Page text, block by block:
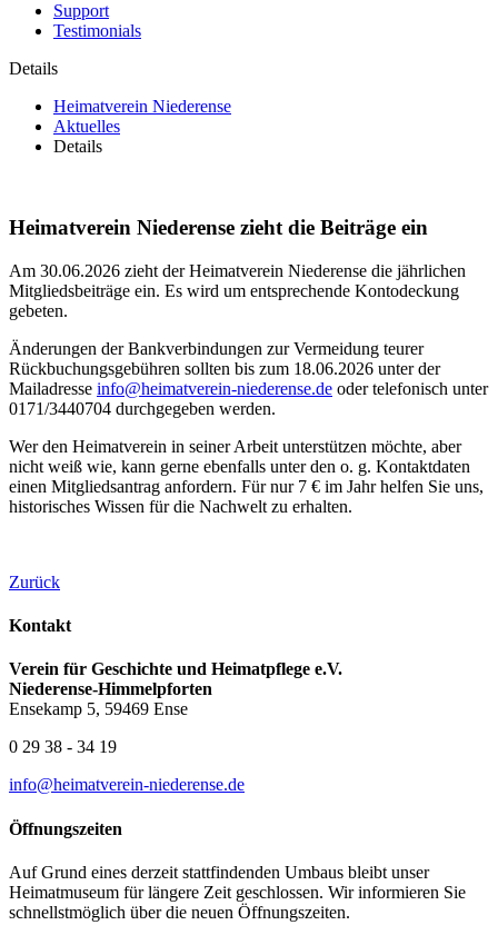
Support
Testimonials
Details
Heimatverein Niederense
Aktuelles
Details
Heimatverein Niederense zieht die Beiträge ein
Am 30.06.2026 zieht der Heimatverein Niederense die jährlichen
Mitgliedsbeiträge ein. Es wird um entsprechende Kontodeckung
gebeten.
Änderungen der Bankverbindungen zur Vermeidung teurer
Rückbuchungsgebühren sollten bis zum 18.06.2026 unter der
Mailadresse info@heimatverein-niederense.de oder telefonisch unter
0171/3440704 durchgegeben werden.
Wer den Heimatverein in seiner Arbeit unterstützen möchte, aber
nicht weiß wie, kann gerne ebenfalls unter den o. g. Kontaktdaten
einen Mitgliedsantrag anfordern. Für nur 7 € im Jahr helfen Sie uns,
historisches Wissen für die Nachwelt zu erhalten.
Zurück
Kontakt
Verein für Geschichte und Heimatpflege e.V.
Niederense-Himmelpforten
Ensekamp 5, 59469 Ense
0 29 38 - 34 19
info@heimatverein-niederense.de
Öffnungszeiten
Auf Grund eines derzeit stattfindenden Umbaus bleibt unser
Heimatmuseum für längere Zeit geschlossen. Wir informieren Sie
schnellstmöglich über die neuen Öffnungszeiten.